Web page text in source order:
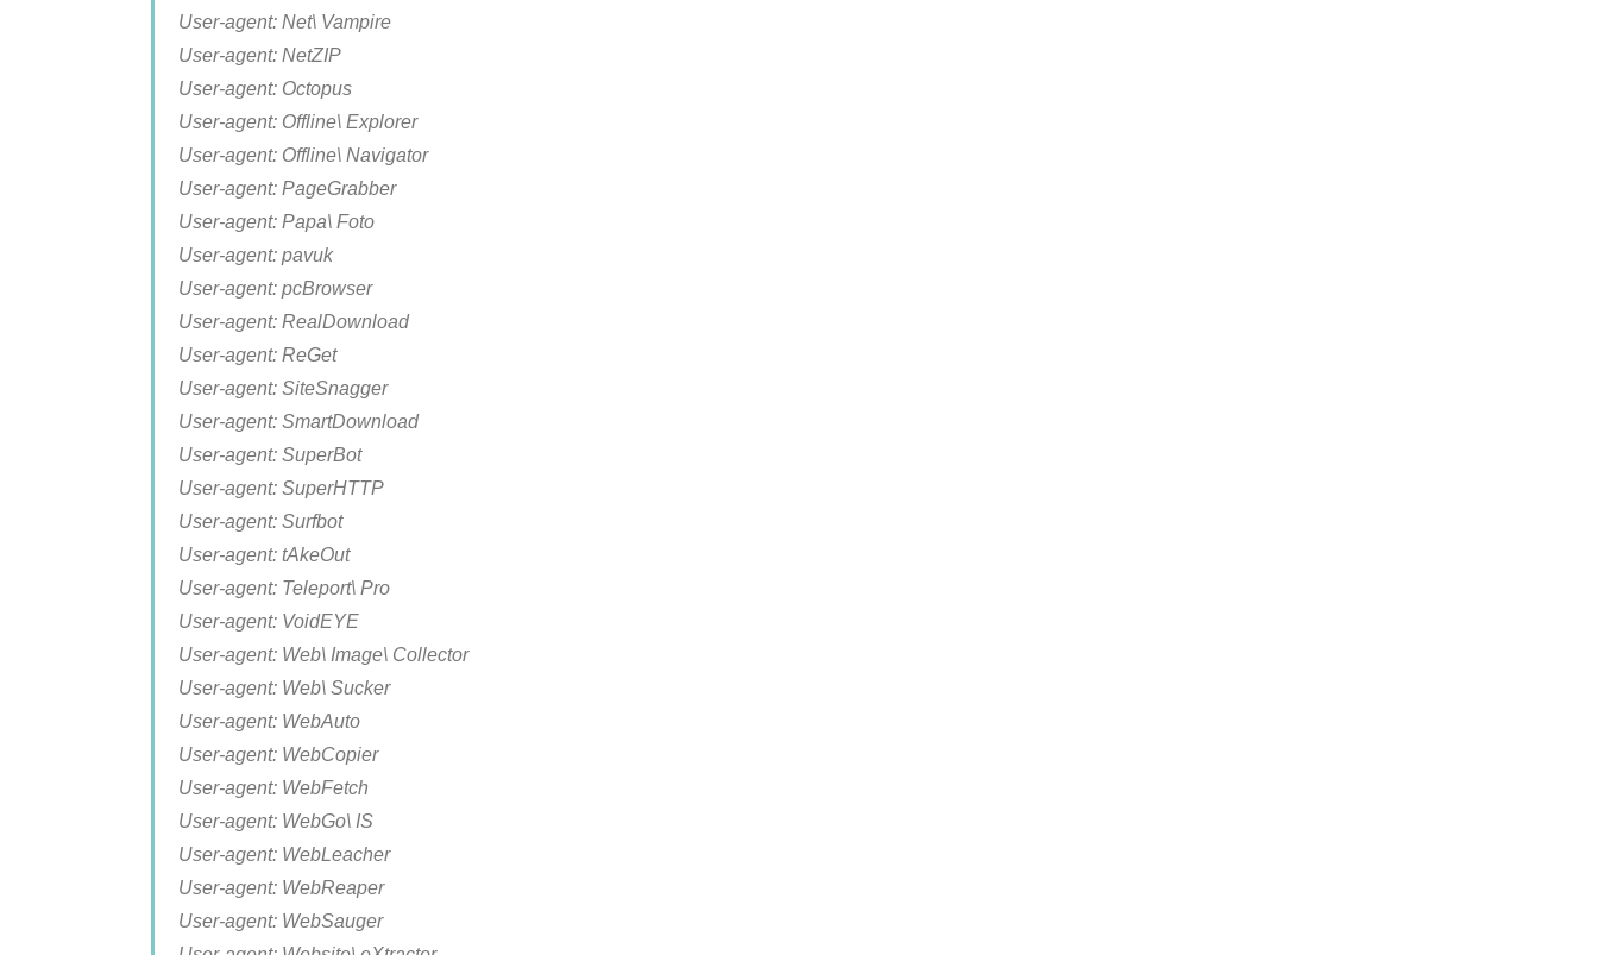
User-agent: Net\ Vampire
User-agent: NetZIP
User-agent: Octopus
User-agent: Offline\ Explorer
User-agent: Offline\ Navigator
User-agent: PageGrabber
User-agent: Papa\ Foto
User-agent: pavuk
User-agent: pcBrowser
User-agent: RealDownload
User-agent: ReGet
User-agent: SiteSnagger
User-agent: SmartDownload
User-agent: SuperBot
User-agent: SuperHTTP
User-agent: Surfbot
User-agent: tAkeOut
User-agent: Teleport\ Pro
User-agent: VoidEYE
User-agent: Web\ Image\ Collector
User-agent: Web\ Sucker
User-agent: WebAuto
User-agent: WebCopier
User-agent: WebFetch
User-agent: WebGo\ IS
User-agent: WebLeacher
User-agent: WebReaper
User-agent: WebSauger